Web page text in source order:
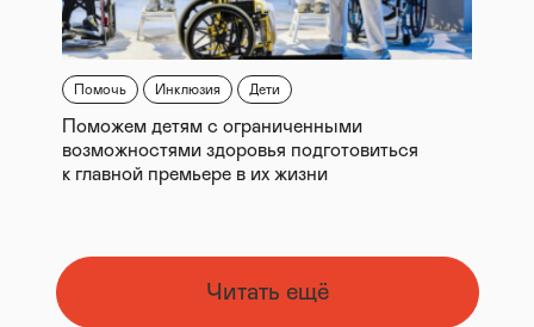
Помочь Инклюзия Дети
Поможем детям с ограниченными
возможностями здоровья подготовиться
к главной премьере в их жизни
Читать ещё